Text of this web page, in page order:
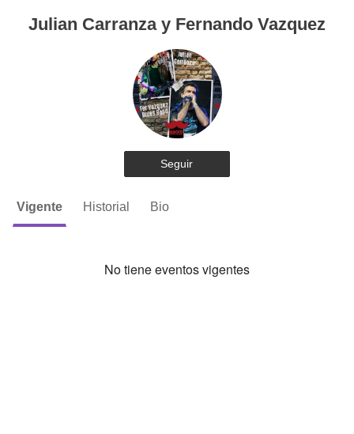
Julian Carranza y Fernando Vazquez
Seguir
Vigente Historial Bio
No tiene eventos vigentes